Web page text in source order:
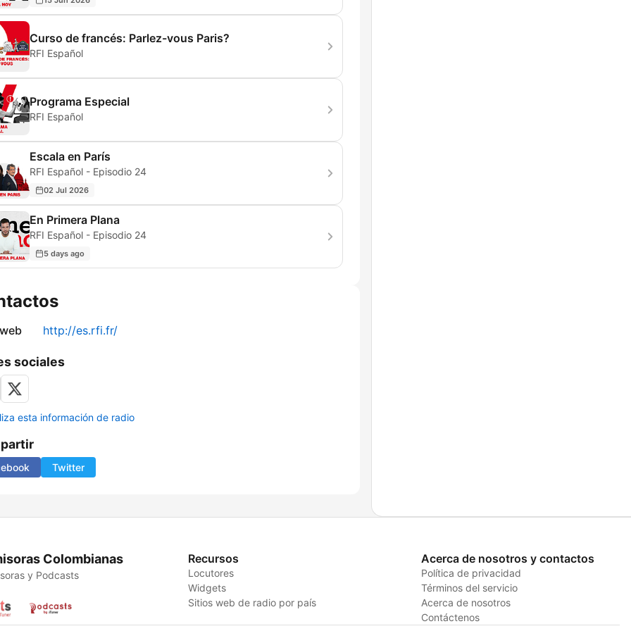
Curso de francés: Parlez-vous Paris?
RFI Español
Programa Especial
RFI Español
Escala en París
RFI Español - Episodio 24
02 Jul 2026
En Primera Plana
RFI Español - Episodio 24
5 days ago
http://es.rfi.fr/
sociales
esta información de radio
Twitter
Colombianas
y Podcasts
Recursos
Locutores
Widgets
Sitios web de radio por país
Acerca de nosotros y contactos
Política de privacidad
Términos del servicio
Acerca de nosotros
Contáctenos